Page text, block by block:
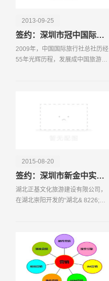
2013-09-25
签约：深圳市冠中国际旅行社有限公司
2009年，中国国际旅行社总社历经
55年光辉历程，发展成中国旅游业
2015-08-20
签约：深圳市新金中实业有限公司
湖北正基文化旅游建设有限公司，
在湖北崇阳开发的“湖北& 8226;崇
选旅游投资项目。